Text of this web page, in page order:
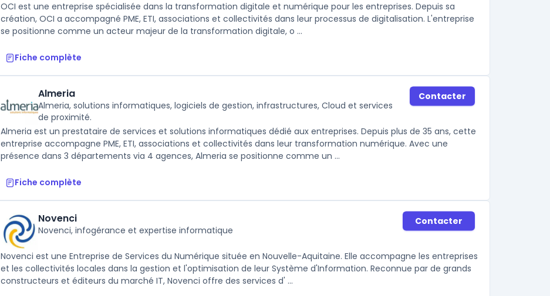
OCI est une entreprise spécialisée dans la transformation digitale et numérique pour les entreprises. Depuis sa
création, OCI a accompagné PME, ETI, associations et collectivités dans leur processus de digitalisation. L'entreprise
se positionne comme un acteur majeur de la transformation digitale, o ...
Fiche complète
Almeria
Almeria, solutions informatiques, logiciels de gestion, infrastructures, Cloud et services
de proximité.
Contacter
Almeria est un prestataire de services et solutions informatiques dédié aux entreprises. Depuis plus de 35 ans, cette
entreprise accompagne PME, ETI, associations et collectivités dans leur transformation numérique. Avec une
présence dans 3 départements via 4 agences, Almeria se positionne comme un ...
Fiche complète
Novenci
Novenci, infogérance et expertise informatique
Contacter
Novenci est une Entreprise de Services du Numérique située en Nouvelle-Aquitaine. Elle accompagne les entreprises
et les collectivités locales dans la gestion et l'optimisation de leur Système d'Information. Reconnue par de grands
constructeurs et éditeurs du marché IT, Novenci offre des services d' ...